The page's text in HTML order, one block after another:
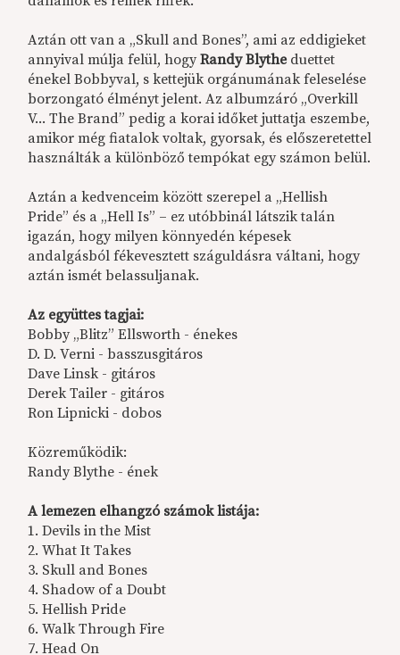
Aztán ott van a „Skull and Bones”, ami az eddigieket
annyival múlja felül, hogyRandy Blytheduettet
énekel Bobbyval, s kettejük orgánumának feleselése
borzongató élményt jelent. Az albumzáró „Overkill
V... The Brand” pedig a korai időket juttatja eszembe,
amikor még fiatalok voltak, gyorsak, és előszeretettel
használták a különböző tempókat egy számon belül.
Aztán a kedvenceim között szerepel a „Hellish
Pride” és a „Hell Is” – ez utóbbinál látszik talán
igazán, hogy milyen könnyedén képesek
andalgásból fékevesztett száguldásra váltani, hogy
aztán ismét belassuljanak.
Az együttes tagjai:
Bobby „Blitz” Ellsworth - énekes
D. D. Verni - basszusgitáros
Dave Linsk - gitáros
Derek Tailer - gitáros
Ron Lipnicki - dobos
Közreműködik:
Randy Blythe - ének
A lemezen elhangzó számok listája:
1. Devils in the Mist
2. What It Takes
3. Skull and Bones
4. Shadow of a Doubt
5. Hellish Pride
6. Walk Through Fire
7. Head On